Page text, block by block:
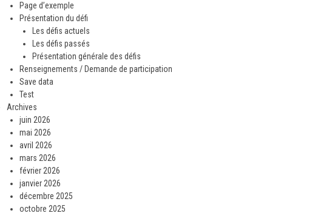
Page d’exemple
Présentation du défi
Les défis actuels
Les défis passés
Présentation générale des défis
Renseignements / Demande de participation
Save data
Test
Archives
juin 2026
mai 2026
avril 2026
mars 2026
février 2026
janvier 2026
décembre 2025
octobre 2025